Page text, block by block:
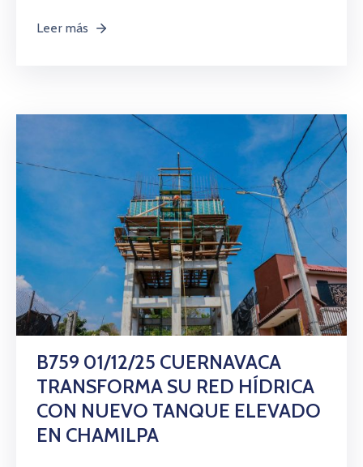
Leer más
B759 01/12/25 CUERNAVACA
TRANSFORMA SU RED HÍDRICA
CON NUEVO TANQUE ELEVADO
EN CHAMILPA